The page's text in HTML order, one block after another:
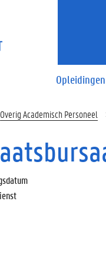
Opleidingen
Overig Academisch Personeel